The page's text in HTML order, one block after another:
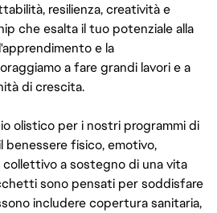
resilienza, creatività e
che esalta il tuo potenziale alla
e la
a fare grandi lavori e a
di crescita.
olistico per i nostri programmi di
fisico, emotivo,
collettivo a sostegno di una vita
sono pensati per soddisfare
includere copertura sanitaria,